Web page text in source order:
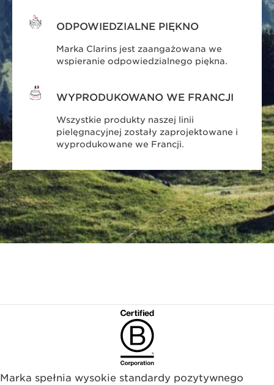
ODPOWIEDZIALNE PIĘKNO
Marka Clarins jest zaangażowana we
wspieranie odpowiedzialnego piękna.
WYPRODUKOWANO WE FRANCJI
Wszystkie produkty naszej linii
pielęgnacyjnej zostały zaprojektowane i
wyprodukowane we Francji.
Marka spełnia wysokie standardy pozytywnego